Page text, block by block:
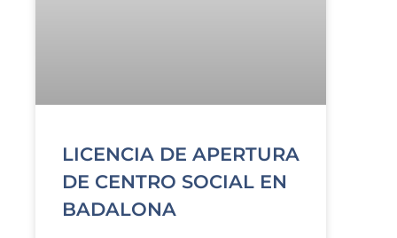
LICENCIA DE APERTURA
DE CENTRO SOCIAL EN
BADALONA